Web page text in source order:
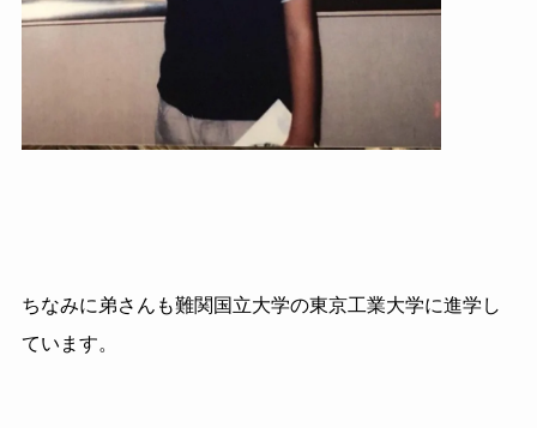
ちなみに弟さんも難関国立大学の東京工業大学に進学し
ています。